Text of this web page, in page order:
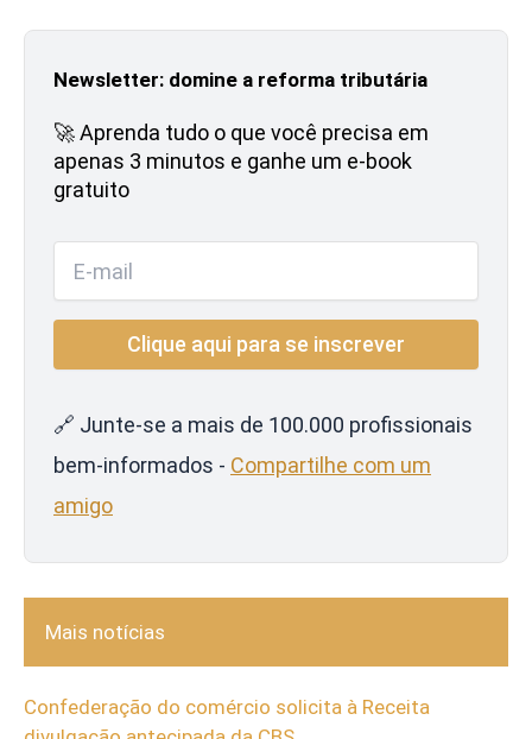
Newsletter: domine a reforma tributária
🚀 Aprenda tudo o que você precisa em
apenas 3 minutos e ganhe um e-book
gratuito
🔗 Junte-se a mais de 100.000 profissionais
bem-informados - Compartilhe com um
amigo
Mais notícias
Confederação do comércio solicita à Receita